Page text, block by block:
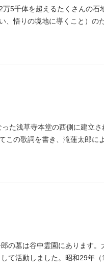
5千体を超えるたくさんの
悟りの境地に導くこと）の
た浅草寺本堂の西側に建立
の歌詞を書き、滝蓮太郎に
の墓は谷中霊園にあります
て活動しました。昭和29年